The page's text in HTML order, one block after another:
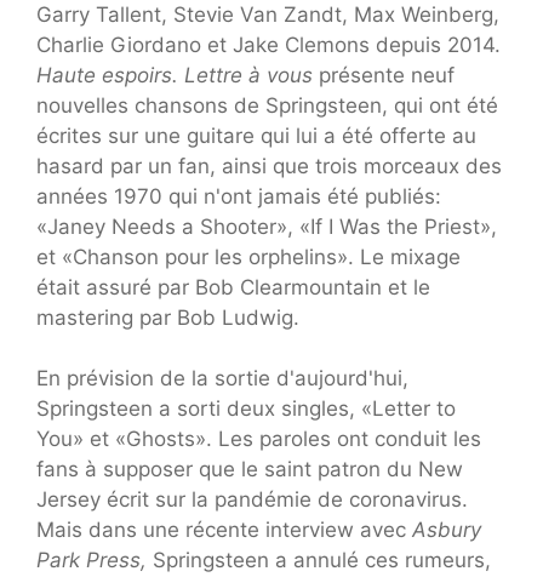
Garry Tallent, Stevie Van Zandt, Max Weinberg,
Charlie Giordano et Jake Clemons depuis 2014.
Haute espoirs. Lettre à vous présente neuf
nouvelles chansons de Springsteen, qui ont été
écrites sur une guitare qui lui a été offerte au
hasard par un fan, ainsi que trois morceaux des
années 1970 qui n'ont jamais été publiés:
«Janey Needs a Shooter», «If I Was the Priest»,
et «Chanson pour les orphelins». Le mixage
était assuré par Bob Clearmountain et le
mastering par Bob Ludwig.
En prévision de la sortie d'aujourd'hui,
Springsteen a sorti deux singles, «Letter to
You» et «Ghosts». Les paroles ont conduit les
fans à supposer que le saint patron du New
Jersey écrit sur la pandémie de coronavirus.
Mais dans une récente interview avec Asbury
Park Press, Springsteen a annulé ces rumeurs,